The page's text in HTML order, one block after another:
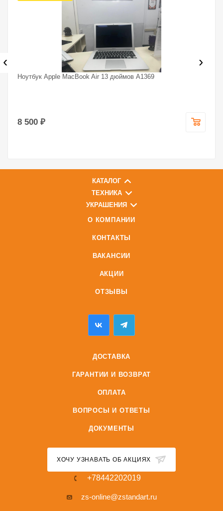
Ноутбук Apple MacBook Air 13 дюймов A1369
8 500 ₽
‹ ›
КАТАЛОГ
ТЕХНИКА
УКРАШЕНИЯ
О КОМПАНИИ
КОНТАКТЫ
ВАКАНСИИ
АКЦИИ
ОТЗЫВЫ
ДОСТАВКА
ГАРАНТИИ И ВОЗВРАТ
ОПЛАТА
ВОПРОСЫ И ОТВЕТЫ
ДОКУМЕНТЫ
ХОЧУ УЗНАВАТЬ ОБ АКЦИЯХ
+78442202019
zs-online@zstandart.ru